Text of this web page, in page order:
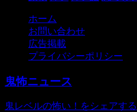
ホーム
お問い合わせ
広告掲載
プライバシーポリシー
鬼怖ニュース
鬼レベルの怖い！をシェアす